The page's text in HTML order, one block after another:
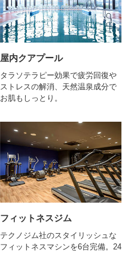
屋内クアプール
タラソテラピー効果で疲労回復や
ストレスの解消、天然温泉成分で
お肌もしっとり。
フィットネスジム
テクノジム社のスタイリッシュな
フィットネスマシンを6台完備。24